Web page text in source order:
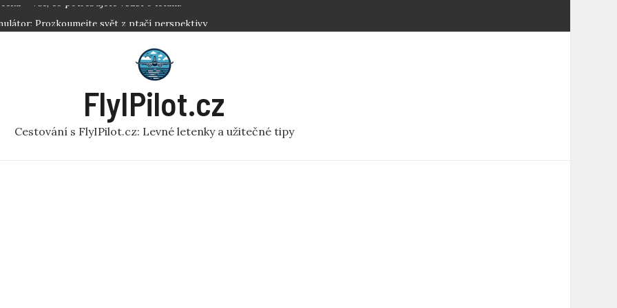
letenky? Klíčové Tipy pro Nejlepší Ceny
Jak se rychle zbavit nepříjemnosti?
– Vše, co potřebujete vědět o létání!
FlyIPilot.cz
Cestování s FlyIPilot.cz: Levné letenky a užitečné tipy